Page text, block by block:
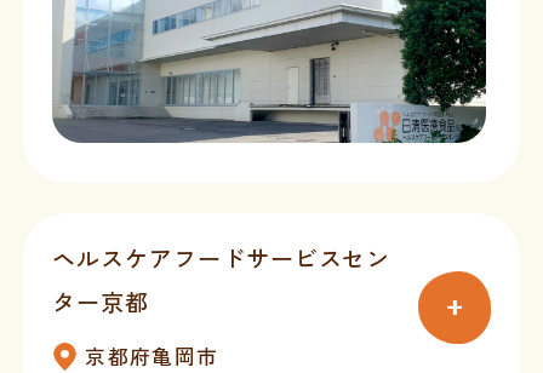
ヘルスケアフードサービスセン
ター京都
京都府亀岡市